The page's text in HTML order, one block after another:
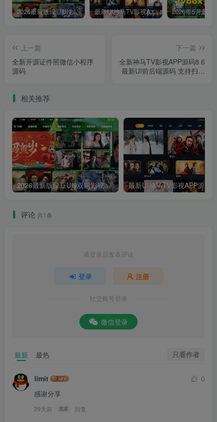
2026最新版绿豆UI9双端影视APP源码 最新UI神马TV影视APP源码 乐檬影视苹果CMS后台 包含前后端源码
上一篇
全新开源证件照微信小程序
源码
下一篇
全新神马TV影视APP源码8.6
最新UI前后端源码 支持扫码
相关推荐
2026最新版绿豆UI9双端影视APP源码
评论 共1条
请登录后发表评论
登录 注册
社交账号登录
微信登录
最新 最热 只看作者
limit
0
感谢分享
29天前 北京 回复